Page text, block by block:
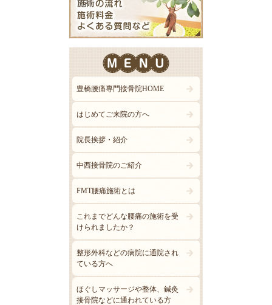
豊橋腰痛専門接骨院HOME
はじめてご来院の方へ
院長挨拶・紹介
中西接骨院のご紹介
FMT腰痛施術とは
これまでどんな腰痛の施術を受
けられましたか？
整形外科などの病院に通院され
ている方へ
ほぐしマッサージや整体、鍼灸
接骨院などに通われている方